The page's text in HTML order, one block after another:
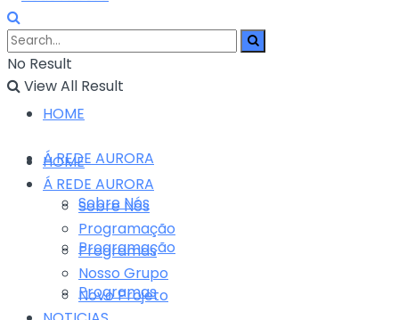
No Result
View All Result
HOME
Á REDE AURORA
Sobre Nós
Programação
Programas
HOME
Á REDE AURORA
Sobre Nós
Programação
Programas
Nosso Grupo
Novo Projeto